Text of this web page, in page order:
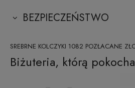
BEZPIECZEŃSTWO
SREBRNE KOLCZYKI 1082 POZŁACANE
Biżuteria, którą